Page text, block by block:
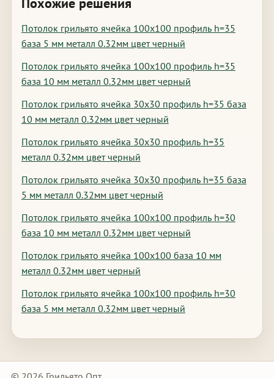
Потолок грильято ячейка 100х100 профиль h=35
база 5 мм металл 0.32мм цвет черный
Потолок грильято ячейка 100х100 профиль h=35
база 10 мм металл 0.32мм цвет черный
Потолок грильято ячейка 30х30 профиль h=35 база
10 мм металл 0.32мм цвет черный
Потолок грильято ячейка 30х30 профиль h=35
металл 0.32мм цвет черный
Потолок грильято ячейка 30х30 профиль h=35 база
5 мм металл 0.32мм цвет черный
Потолок грильято ячейка 100х100 профиль h=30
база 10 мм металл 0.32мм цвет черный
Потолок грильято ячейка 100х100 база 10 мм
металл 0.32мм цвет черный
Потолок грильято ячейка 100х100 профиль h=30
база 5 мм металл 0.32мм цвет черный